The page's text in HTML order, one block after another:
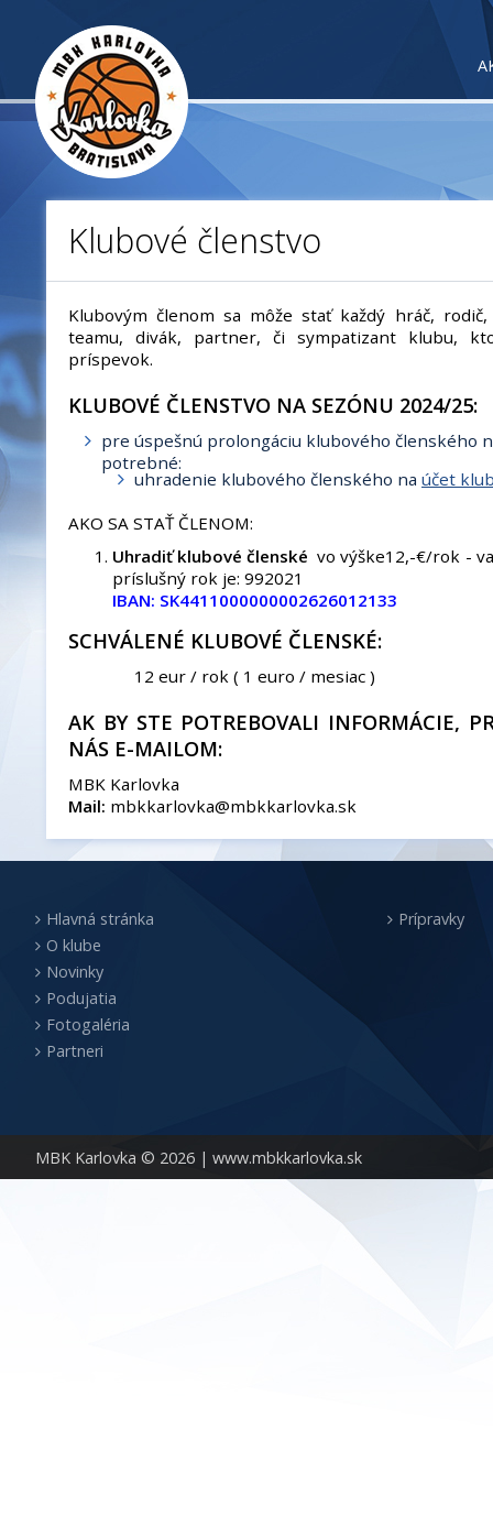
Klubové členstvo
Klubovým členom sa môže stať každý hráč,
teamu, divák, partner, či sympatizant klubu,
príspevok.
KLUBOVÉ ČLENSTVO NA SEZÓNU 2024/25:
pre úspešnú prolongáciu klubového členského
potrebné:
uhradenie klubového členského na účet
AKO SA STAŤ ČLENOM:
Uhradiť klubové členské vo výške12,-€/rok -
príslušný rok je: 992021
IBAN: SK4411000000002626012133
SCHVÁLENÉ KLUBOVÉ ČLENSKÉ:
12 eur / rok ( 1 euro / mesiac )
AK BY STE POTREBOVALI INFORMÁCIE,
NÁS E-MAILOM:
MBK Karlovka
Mail: mbkkarlovka@mbkkarlovka.sk
MBK Karlovka © 2026 | www.mbkkarlovka.sk
Hlavná stránka
O klube
Novinky
Podujatia
Fotogaléria
Partneri
Prípravky